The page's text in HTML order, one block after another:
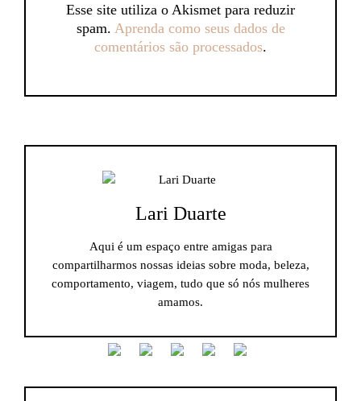
Esse site utiliza o Akismet para reduzir
spam. Aprenda como seus dados de
comentários são processados.
Lari Duarte
Aqui é um espaço entre amigas para
compartilharmos nossas ideias sobre moda, beleza,
comportamento, viagem, tudo que só nós mulheres
amamos.